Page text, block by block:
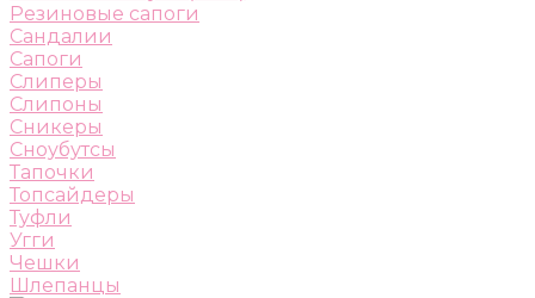
Резиновые сапоги
Сандалии
Сапоги
Слиперы
Слипоны
Сникеры
Сноубутсы
Тапочки
Топсайдеры
Туфли
Угги
Чешки
Шлепанцы